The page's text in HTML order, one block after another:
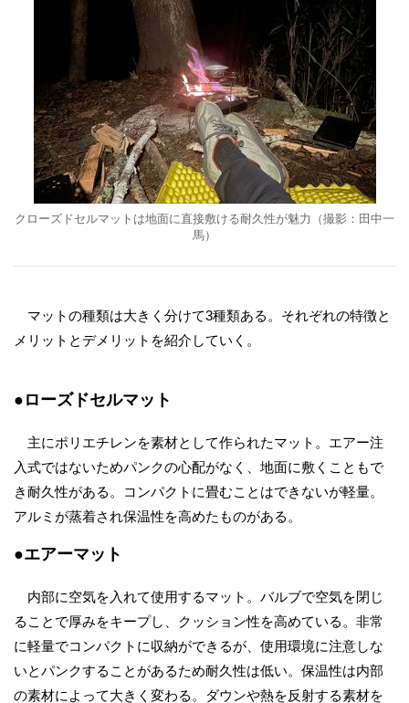
クローズドセルマットは地面に直接敷ける耐久性が魅力（撮影：田中一
馬）
マットの種類は大きく分けて3種類ある。それぞれの特徴と
メリットとデメリットを紹介していく。
●ローズドセルマット
主にポリエチレンを素材として作られたマット。エアー注
入式ではないためパンクの心配がなく、地面に敷くこともで
き耐久性がある。コンパクトに畳むことはできないが軽量。
アルミが蒸着され保温性を高めたものがある。
●エアーマット
内部に空気を入れて使用するマット。バルブで空気を閉じ
ることで厚みをキープし、クッション性を高めている。非常
に軽量でコンパクトに収納ができるが、使用環境に注意しな
いとパンクすることがあるため耐久性は低い。保温性は内部
の素材によって大きく変わる。ダウンや熱を反射する素材を